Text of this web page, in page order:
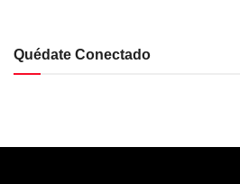
Quédate Conectado